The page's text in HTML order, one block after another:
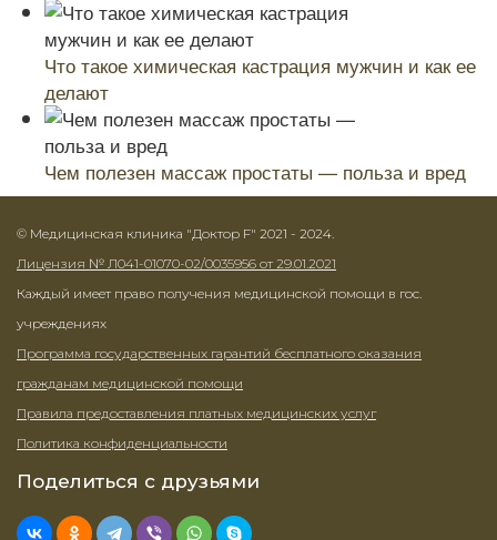
Что такое химическая кастрация мужчин и как ее
делают
Чем полезен массаж простаты — польза и вред
© Медицинская клиника "Доктор F" 2021 - 2024.
Лицензия № Л041-01070-02/0035956 от 29.01.2021
Каждый имеет право получения медицинской помощи в гос.
учреждениях
Программа государственных гарантий бесплатного оказания
гражданам медицинской помощи
Правила предоставления платных медицинских услуг
Политика конфиденциальности
Поделиться с друзьями